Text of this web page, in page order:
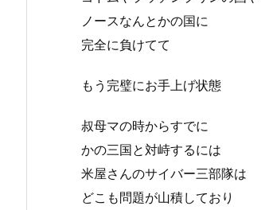
ノースなんとかの国に
完全に負けてて
もう完璧にお手上げ状態
叔母マの時からすでに
かの三国と対峙するには
米屋さんのサイバー三部隊は
どこも問題が山積しており